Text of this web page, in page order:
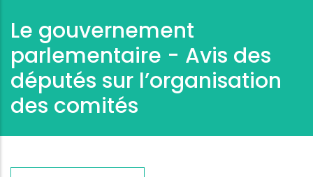
Le gouvernement
parlementaire - Avis des
députés sur l’organisation
des comités